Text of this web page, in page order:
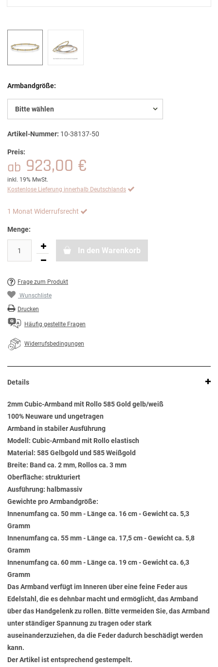
Armbandgröße:
Bitte wählen
Artikel-Nummer: 10-38137-50
Preis:
ab 923,00 €
inkl. 19% MwSt.
Kostenlose Lieferung innerhalb Deutschlands
1 Monat Widerrufsrecht
Menge:
In den Warenkorb
Frage zum Produkt
Wunschliste
Drucken
Häufig gestellte Fragen
Widerrufsbedingungen
Details
2mm Cubic-Armband mit Rollo 585 Gold gelb/weiß
100% Neuware und ungetragen
Armband in stabiler Ausführung
Modell: Cubic-Armband mit Rollo elastisch
Material: 585 Gelbgold und 585 Weißgold
Breite: Band ca. 2 mm, Rollos ca. 3 mm
Oberfläche: strukturiert
Ausführung: halbmassiv
Gewichte pro Armbandgröße:
Innenumfang ca. 50 mm - Länge ca. 16 cm - Gewicht ca. 5,3
Gramm
Innenumfang ca. 55 mm - Länge ca. 17,5 cm - Gewicht ca. 5,8
Gramm
Innenumfang ca. 60 mm - Länge ca. 19 cm - Gewicht ca. 6,3
Gramm
Das Armband verfügt im Inneren über eine feine Feder aus
Edelstahl, die es dehnbar macht und ermöglicht, das Armband
über das Handgelenk zu rollen. Bitte vermeiden Sie, das Armband
unter ständiger Spannung zu tragen oder stark
auseinanderzuziehen, da die Feder dadurch beschädigt werden
kann.
Der Artikel ist entsprechend gestempelt.